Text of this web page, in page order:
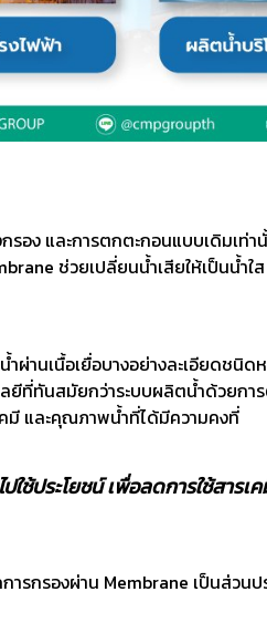
รอง และการตกตะกอนแบบเดิมเท่า
ช่วยเปลี่ยนน้ำเสียให้เป็นน้
ผ่านเนื้อเยื่อบางอย่างละเอียดชนิด
ยีที่ทันสมัยกว่าระบบผลิตน้ำด้วยก
มี และคุณภาพน้ำที่ได้มีความคงที่
ช้ประโยชน์ เพื่อลดการใช้สาร
รกรองผ่าน Membrane เป็นส่ว